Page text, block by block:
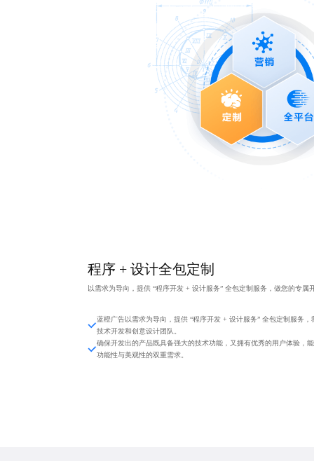
程序 + 设计全包定制
以需求为导向，提供 “程序开发 + 设计服务” 全包定制服务，做您的专属
蓝橙广告以需求为导向，提供 “程序开发 + 设计服务” 全包定制服务，
技术开发和创意设计团队。
确保开发出的产品既具备强大的技术功能，又拥有优秀的用户体验，
功能性与美观性的双重需求。